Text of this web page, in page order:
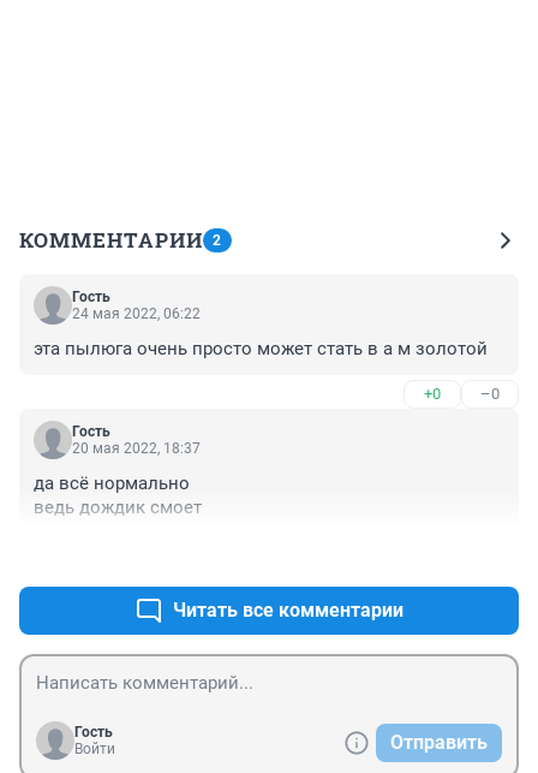
КОММЕНТАРИИ 2
Гость
24 мая 2022, 06:22
эта пылюга очень просто может стать в а м золотой
+0 –0
Гость
20 мая 2022, 18:37
да всё нормально
ведь дождик смоет
Читать все комментарии
Гость
Войти
Отправить